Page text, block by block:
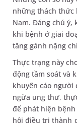
những thách thức
Nam. Đáng chú ý,
khi bệnh ở giai
tăng gánh nặng
Thực trạng này
động tầm soát và
khuyến cáo người
ngừa ung thư,
để phát hiện
hội điều trị thành